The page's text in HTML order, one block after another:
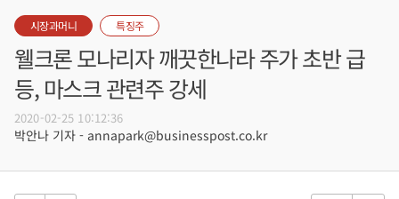
시장과머니 특징주
웰크론 모나리자 깨끗한나라 주가 초반 급
등, 마스크 관련주 강세
2020-02-25 10:12:36
박안나 기자 - annapark@businesspost.co.kr